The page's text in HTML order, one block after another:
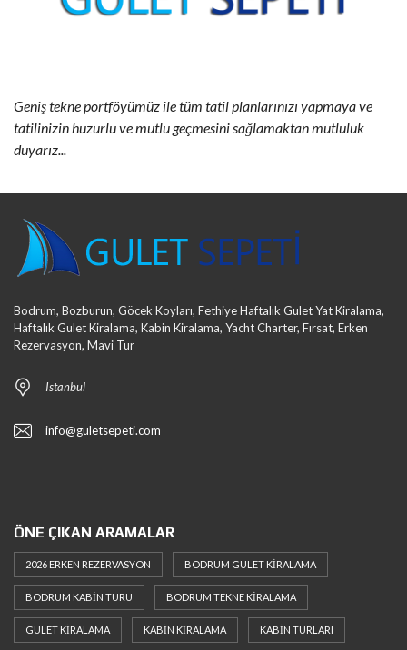
Geniş tekne portföyümüz ile tüm tatil planlarınızı yapmaya ve
tatilinizin huzurlu ve mutlu geçmesini sağlamaktan mutluluk
duyarız...
Bodrum, Bozburun, Göcek Koyları, Fethiye Haftalık Gulet Yat Kiralama,
Haftalık Gulet Kiralama, Kabin Kiralama, Yacht Charter, Fırsat, Erken
Rezervasyon, Mavi Tur
Istanbul
info@guletsepeti.com
ÖNE ÇIKAN ARAMALAR
2026 ERKEN REZERVASYON BODRUM GULET KIRALAMA
BODRUM KABIN TURU BODRUM TEKNE KIRALAMA
GULET KIRALAMA KABIN KIRALAMA KABIN TURLARI